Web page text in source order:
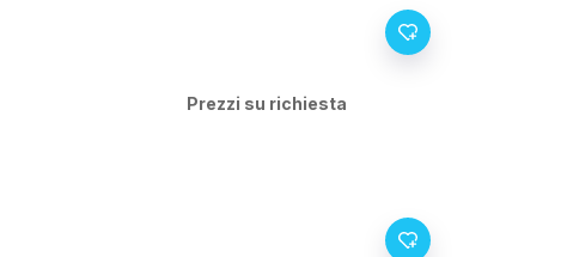
Prezzi su richiesta